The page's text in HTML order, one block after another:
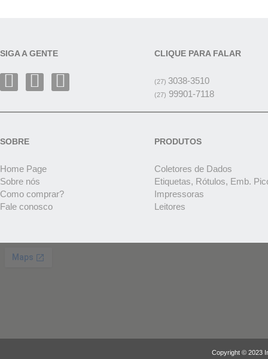
SIGA A GENTE CLIQUE PARA FALAR
(27) 3038-3510
(27) 99901-7118
SOBRE
Home Page
Sobre nós
Como comprar?
Fale conosco
PRODUTOS
Coletores de Dados
Etiquetas, Rótulos, Emb.
Impressoras
Leitores
Copyright © 2023